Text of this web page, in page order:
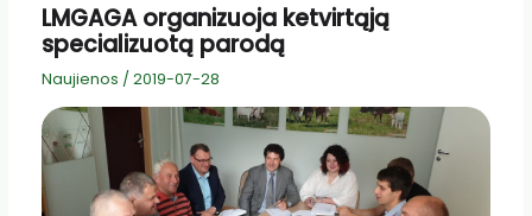
LMGAGA organizuoja ketvirtąją
specializuotą parodą
Naujienos / 2019-07-28